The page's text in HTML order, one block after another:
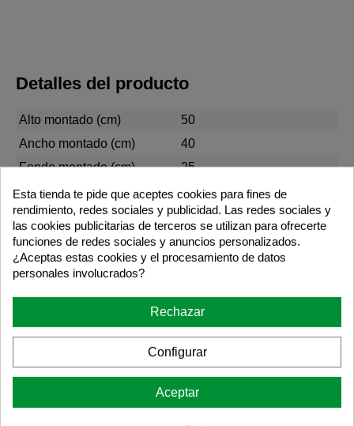
Detalles del producto
Alto montado (cm)
50
Ancho montado (cm)
40
Fondo montado (cm)
25
Largo Packing (cm)
49
Ancho Packing (cm)
27,2
Alto Packing (cm)
13,6
Peso (kg)
6
SI
Acabado
BARNIZAR
VITA
Esta tienda te pide que aceptes cookies para fines de
rendimiento, redes sociales y publicidad. Las redes sociales y
las cookies publicitarias de terceros se utilizan para ofrecerte
funciones de redes sociales y anuncios personalizados.
¿Aceptas estas cookies y el procesamiento de datos
personales involucrados?
Rechazar
Configurar
Aceptar